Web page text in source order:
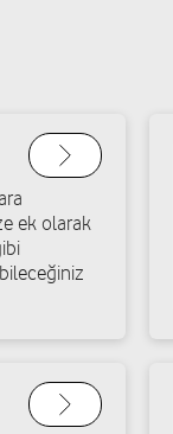
ek olarak